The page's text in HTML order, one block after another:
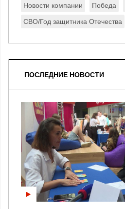
Новости компании Победа
СВО/Год защитника Отечества
ПОСЛЕДНИЕ НОВОСТИ